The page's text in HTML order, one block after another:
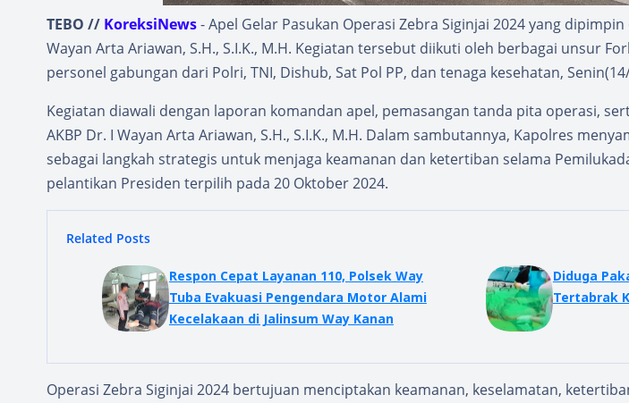
TEBO // KoreksiNews- Apel Gelar Pasukan Operasi Zebra Siginjai 2024 yang
Wayan Arta Ariawan, S.H., S.I.K., M.H. Kegiatan tersebut diikuti oleh berbagai unsur
personel gabungan dari Polri, TNI, Dishub, Sat Pol PP, dan tenaga kesehatan,
Kegiatan diawali dengan laporan komandan apel, pemasangan tanda pita operasi,
AKBP Dr. I Wayan Arta Ariawan, S.H., S.I.K., M.H. Dalam sambutannya, Kapolres
sebagai langkah strategis untuk menjaga keamanan dan ketertiban selama
pelantikan Presiden terpilih pada 20 Oktober 2024.
Related Posts
Respon Cepat Layanan 110, Polsek Way
Tuba Evakuasi Pengendara Motor Alami
Kecelakaan di Jalinsum Way Kanan
Diduga
Tertabrak
Operasi Zebra Siginjai 2024 bertujuan menciptakan keamanan, keselamatan,